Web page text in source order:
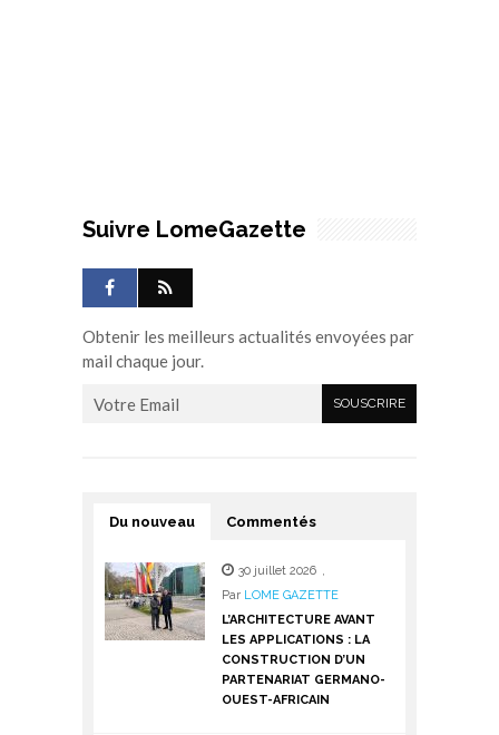
Suivre LomeGazette
Obtenir les meilleurs actualités envoyées par
mail chaque jour.
Du nouveau Commentés
30 juillet 2026 ,
Par LOME GAZETTE
L’ARCHITECTURE AVANT
LES APPLICATIONS : LA
CONSTRUCTION D’UN
PARTENARIAT GERMANO-
OUEST-AFRICAIN